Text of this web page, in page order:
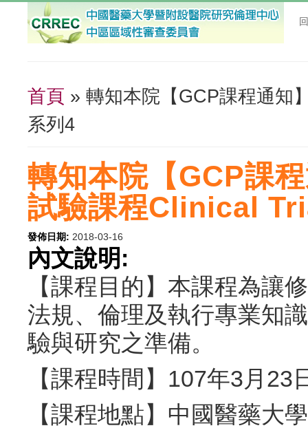
您在這裡
首頁 » 轉知本院【GCP課程通知
系列4
轉知本院【GCP課
試驗課程Clinical
發佈日期: 2018-03-16
內文說明:
【課程目的】本課程為讓
法規、倫理及執行專業知
驗與研究之準備。
【課程時間】107年3月23
【課程地點】中國醫藥大